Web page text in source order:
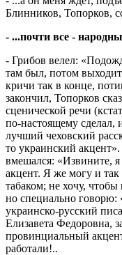
Блинников, Топорков,
- ...почти все -
- Грибов велел:
там был, потом
кричи так в конце,
закончил, Топорков
сценической речи
по-настоящему
лучший чеховский
то украинский
вмешался: «Извините,
акцент. Я же могу и
табаком; не хочу,
но специально говорю:
украинско-русский
Елизавета Федоровна,
провинциальный
работали!..